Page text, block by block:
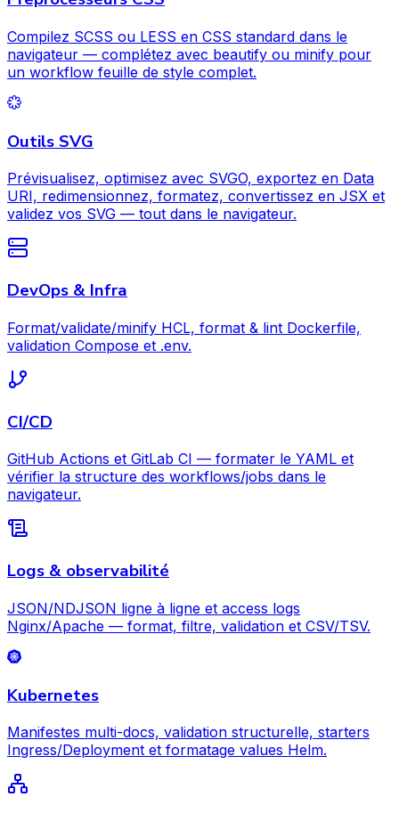
Compilez SCSS ou LESS en CSS standard dans le
navigateur — complétez avec beautify ou minify pour
un workflow feuille de style complet.
Outils SVG
Prévisualisez, optimisez avec SVGO, exportez en Data
URI, redimensionnez, formatez, convertissez en JSX et
validez vos SVG — tout dans le navigateur.
DevOps & Infra
Format/validate/minify HCL, format & lint Dockerfile,
validation Compose et .env.
CI/CD
GitHub Actions et GitLab CI — formater le YAML et
vérifier la structure des workflows/jobs dans le
navigateur.
Logs & observabilité
JSON/NDJSON ligne à ligne et access logs
Nginx/Apache — format, filtre, validation et CSV/TSV.
Kubernetes
Manifestes multi-docs, validation structurelle, starters
Ingress/Deployment et formatage values Helm.